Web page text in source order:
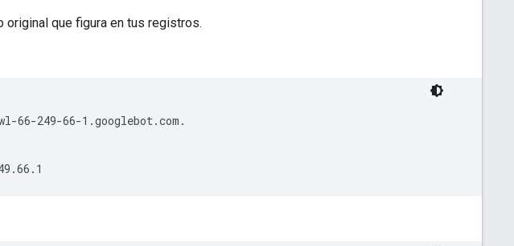
original que figura en tus registros.
66-249-66-1.googlebot.com.